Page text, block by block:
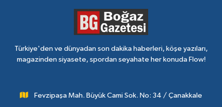
Türkiye'den ve dünyadan son dakika haberleri, köşe yazıları,
magazinden siyasete, spordan seyahate her konuda Flow!
Fevzipaşa Mah. Büyük Cami Sok. No: 34 / Çanakkale